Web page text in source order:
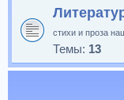
стихи и проза
Темы: 13